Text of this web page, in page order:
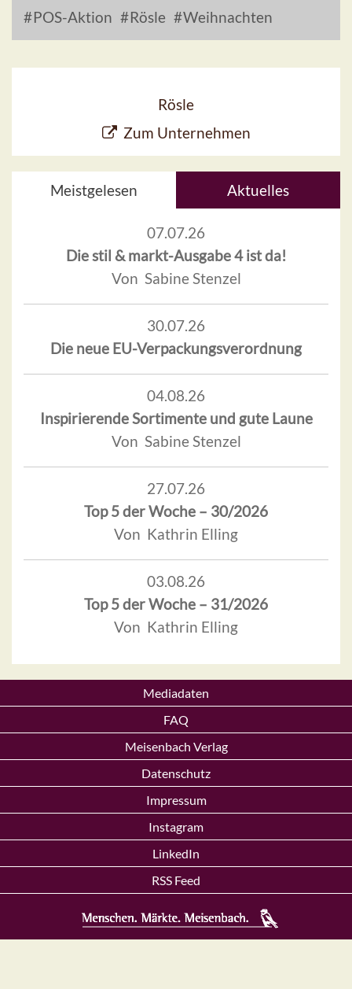
POS-Aktion Rösle Weihnachten
Rösle
Zum Unternehmen
Meistgelesen Aktuelles
07.07.26
Die stil & markt-Ausgabe 4 ist da!
Von Sabine Stenzel
30.07.26
Die neue EU-Verpackungsverordnung
04.08.26
Inspirierende Sortimente und gute Laune
Von Sabine Stenzel
27.07.26
Top 5 der Woche – 30/2026
Von Kathrin Elling
03.08.26
Top 5 der Woche – 31/2026
Von Kathrin Elling
Mediadaten
FAQ
Meisenbach Verlag
Datenschutz
Impressum
Instagram
LinkedIn
RSS Feed